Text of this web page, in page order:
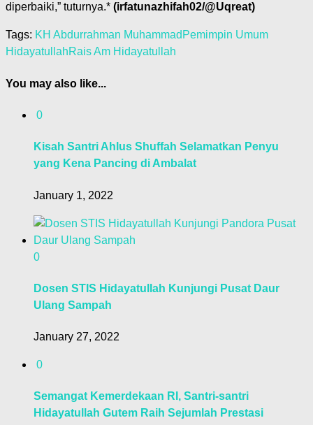
diperbaiki,” tuturnya.* (irfatunazhifah02/@Uqreat)
Tags: KH Abdurrahman Muhammad Pemimpin Umum
HidayatullahRais Am Hidayatullah
You may also like...
0
Kisah Santri Ahlus Shuffah Selamatkan Penyu
yang Kena Pancing di Ambalat
January 1, 2022
0
Dosen STIS Hidayatullah Kunjungi Pusat Daur
Ulang Sampah
January 27, 2022
0
Semangat Kemerdekaan RI, Santri-santri
Hidayatullah Gutem Raih Sejumlah Prestasi